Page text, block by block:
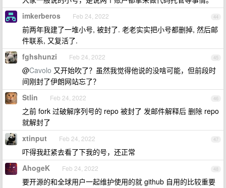
44
imkerberos Feb 24, 2022
前两年我建了一堆小号, 被封了. 老老实实把小号都删掉, 然后邮
件联系, 又复活了.
45
fghshunzi Feb 24, 2022
@Cavolo 又开始吹了？虽然我觉得他说的没啥可能，但前段时
间刚封了伊朗网站忘了？
46
Stlin Feb 24, 2022
之前 fork 过破解序列号的 repo 被封了 发邮件解释后 删除 repo
就解封了
47
xtinput Feb 24, 2022
吓得我赶紧去看了下我的号，还正常
48
AhogeK Feb 24, 2022
要开源的和全球用户一起维护使用的就 github 自用的比较重要